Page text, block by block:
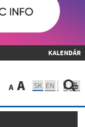
KALENDÁR
A A SK EN